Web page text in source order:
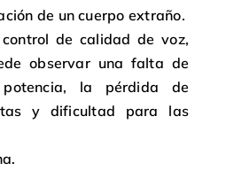
de un cuerpo extraño.
control de calidad de voz,
observar una falta de
la pérdida de
y dificultad para las